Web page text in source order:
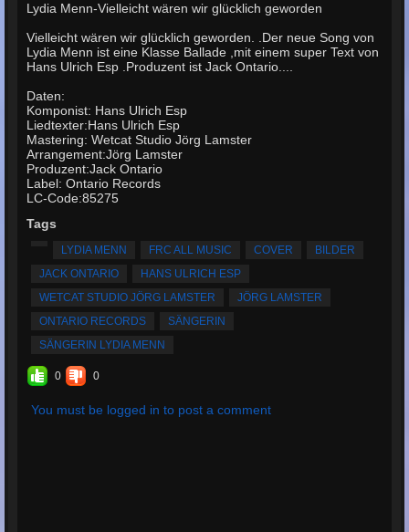
Lydia Menn-Vielleicht wären wir glücklich geworden
Vielleicht wären wir glücklich geworden. .Der neue Song von
Lydia Menn ist eine Klasse Ballade ,mit einem super Text von
Hans Ulrich Esp .Produzent ist Jack Ontario....
Daten:
Komponist: Hans Ulrich Esp
Liedtexter:Hans Ulrich Esp
Mastering: Wetcat Studio Jörg Lamster
Arrangement:Jörg Lamster
Produzent:Jack Ontario
Label: Ontario Records
LC-Code:85275
Tags
LYDIA MENN FRC ALL MUSIC COVER
BILDER
JACK ONTARIO
HANS ULRICH ESP
WETCAT STUDIO JÖRG LAMSTER
JÖRG LAMSTER
ONTARIO RECORDS
SÄNGERIN
SÄNGERIN LYDIA MENN
0 0
You must be logged in to post a comment